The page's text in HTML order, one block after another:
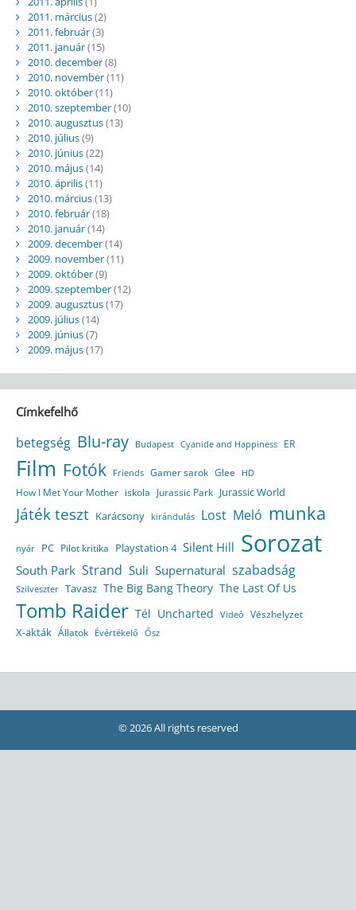
2011. március(2)
2011. február(3)
2011. január(15)
2010. december(8)
2010. november(11)
2010. október(11)
2010. szeptember(10)
2010. augusztus(13)
2010. július(9)
2010. június(22)
2010. május(14)
2010. április(11)
2010. március(13)
2010. február(18)
2010. január(14)
2009. december(14)
2009. november(11)
2009. október(9)
2009. szeptember(12)
2009. augusztus(17)
2009. július(14)
2009. június(7)
2009. május(17)
Címkefelhő
betegség Blu-ray Budapest Cyanide and Happiness ER
Film Fotók Friends Gamer sarok Glee HD
How I Met Your Mother iskola Jurassic Park Jurassic World
Játék teszt Karácsony kirándulás Lost Meló munka
nyár PC Pilot kritika Playstation 4 Silent Hill Sorozat
South Park Strand Suli Supernatural szabadság
Szilveszter Tavasz The Big Bang Theory The Last Of Us
Tomb Raider Tél Uncharted Videó Vészhelyzet
X-akták Állatok Évértékelő Ősz
© 2026 All rights reserved